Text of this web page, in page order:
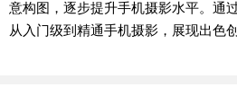
意构图，逐步提升手机摄影水平。通
从入门级到精通手机摄影，展现出色创